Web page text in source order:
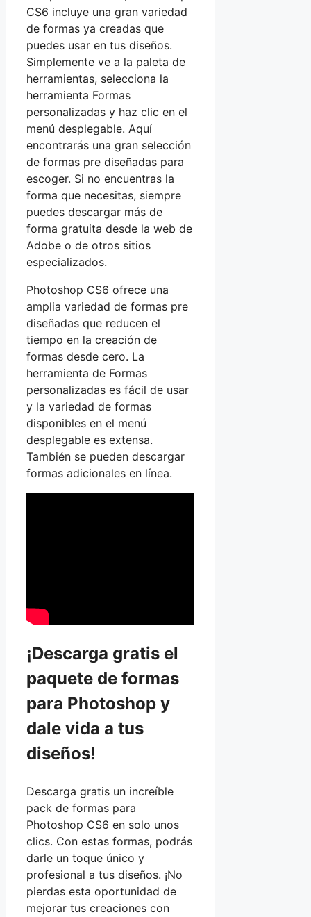
CS6 incluye una gran variedad
de formas ya creadas que
puedes usar en tus diseños.
Simplemente ve a la paleta de
herramientas, selecciona la
herramienta Formas
personalizadas y haz clic en el
menú desplegable. Aquí
encontrarás una gran selección
de formas pre diseñadas para
escoger. Si no encuentras la
forma que necesitas, siempre
puedes descargar más de
forma gratuita desde la web de
Adobe o de otros sitios
especializados.
Photoshop CS6 ofrece una
amplia variedad de formas pre
diseñadas que reducen el
tiempo en la creación de
formas desde cero. La
herramienta de Formas
personalizadas es fácil de usar
y la variedad de formas
disponibles en el menú
desplegable es extensa.
También se pueden descargar
formas adicionales en línea.
¡Descarga gratis el
paquete de formas
para Photoshop y
dale vida a tus
diseños!
Descarga gratis un increíble
pack de formas para
Photoshop CS6 en solo unos
clics. Con estas formas, podrás
darle un toque único y
profesional a tus diseños. ¡No
pierdas esta oportunidad de
mejorar tus creaciones con